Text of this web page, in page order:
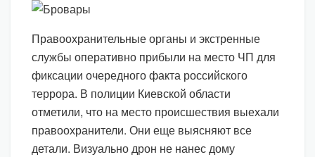
Правоохранительные органы и экстренные
службы оперативно прибыли на место ЧП для
фиксации очередного факта российского
террора. В полиции Киевской области
отметили, что на место происшествия выехали
правоохранители. Они еще выясняют все
детали. Визуально дрон не нанес дому